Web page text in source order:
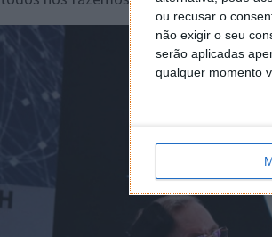
ou recusar o
não exigir o seu
serão aplicadas
qualquer momento